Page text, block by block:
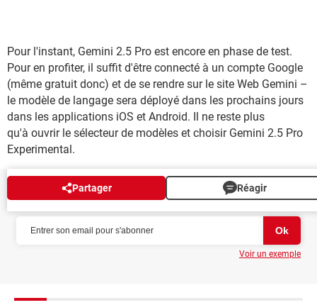
Pour l'instant, Gemini 2.5 Pro est encore en phase de test.
Pour en profiter, il suffit d'être connecté à un compte Google
(même gratuit donc) et de se rendre sur le site Web Gemini –
le modèle de langage sera déployé dans les prochains jours
dans les applications iOS et Android. Il ne reste plus
qu'à ouvrir le sélecteur de modèles et choisir Gemini 2.5 Pro
Experimental.
Partager Réagir
NEWSLETTER
Voir un exemple